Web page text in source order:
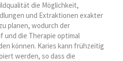
die Möglichkeit,
und Extraktionen exakter
planen, wodurch der
und die Therapie optimal
können. Karies kann frühzeitig
werden, so dass die